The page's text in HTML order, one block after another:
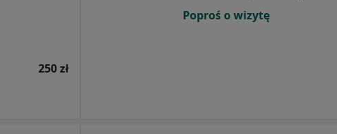
250 zł
Poproś o wizytę